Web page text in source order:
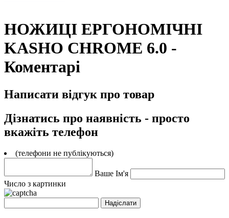
НОЖИЦІ ЕРГОНОМІЧНІ
KASHO CHROME 6.0 -
Коментарі
Написати відгук про товар
Дізнатись про наявність - просто
вкажіть телефон
(телефони не публікуються)
Ваше Ім'я
Число з картинки